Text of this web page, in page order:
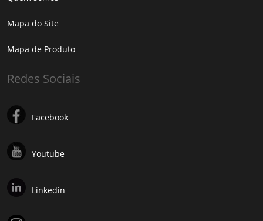
Mapa do Site
Mapa de Produto
Redes Sociais
Facebook
Youtube
Linkedin